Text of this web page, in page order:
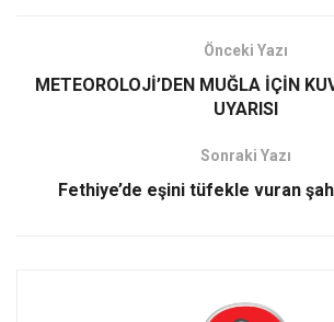
Önceki Yazı
METEOROLOJİ’DEN MUĞLA İÇİN
UYARISI
Sonraki Yazı
Fethiye’de eşini tüfekle vuran